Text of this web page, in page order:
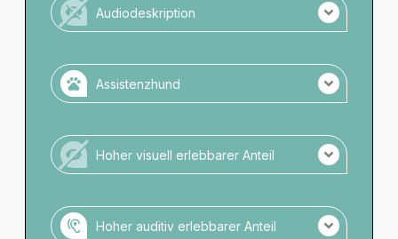
Audiodeskription
Assistenzhund
Zugelassene Räume: Die Hunde dürfen mit in
Hoher visuell erlebbarer Anteil
Hoher auditiv erlebbarer Anteil